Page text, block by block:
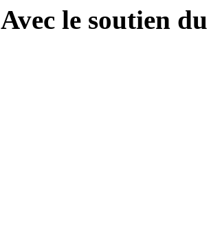
Avec le soutien